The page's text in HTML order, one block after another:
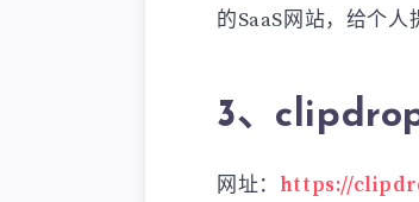
的SaaS网站，给个
3、
网址： https://